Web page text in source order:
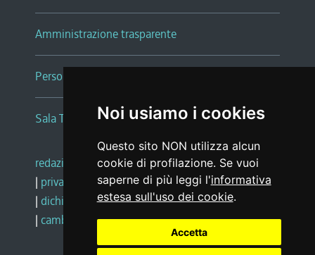
Noi usiamo i cookies
Questo sito NON utilizza alcun
cookie di profilazione. Se vuoi
saperne di più leggi l'informativa
estesa sull'uso dei cookie.
Accetta
Amministrazione trasparente
Persone e Uffici
Sala Tiziano Tessitori
redazione web |note legali |glossario
| privacy
social media policy
| dichiarazione di accessibilità |feedback
| cambio preferenze cookie